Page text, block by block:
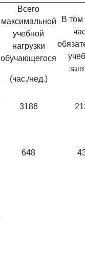
Всего
максимальной
учебной
нагрузки
обучающегося
(час./нед.)
В том
3186
648